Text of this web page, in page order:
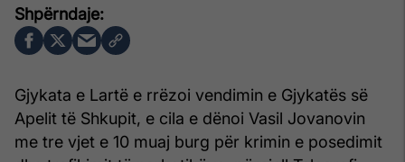
Gjykata e Lartë e rrëzoi vendimin e Gjykatës së
Apelit të Shkupit, e cila e dënoi Vasil Jovanovin
me tre vjet e 10 muaj burg për krimin e posedimit